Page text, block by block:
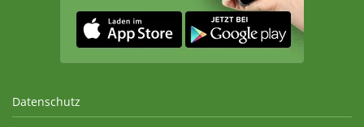
Datenschutz